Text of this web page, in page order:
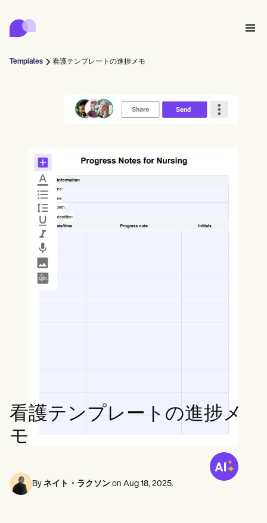
Product
スケジューリング
健康記録
オンラインフォーム
プラクティス・マネジメント
Community
ソロプラクティショナー
新規開業医
カウンセラー
音声言語病理学者
カイロプラクター
メンタルヘルス専門家
ソーシャルワーカー
比較
アプリガイド
ICD コード
SOAP ノートテンプレート
治療計画テンプレート
Informed Consent Form
Automatic reminders
メッセージ
Client messaging
SMS and email
Telehealth video
In session notes
記録する
AI Scribe
Clinical notes
完了する
治療する
ePrescribe
NEW
Treatment plans
請求する
Invoicing and payments
Insurance claims
クリニック管理
コンプライアンスとセキュリティ
Carepatron AI
ワークフロー全体を表示
Counselors
Mental health
Psychologists
Therapists
Medical
Dentists
Nurse practitioners
Nurses
Physicians
Psychiatrists
Allied
Dietitians
Nutritionists
Occupational therapists
Physical therapists
Social workers
Speech therapists
Wellness
Acupuncturists
Chiropractors
Health coaches
Life coaches
Massage therapists
Book a demo
Templates 看護テンプレートの進捗メモ
看護テンプレートの進捗メ
モ
By ネイト・ラクソン on Aug 18, 2025.